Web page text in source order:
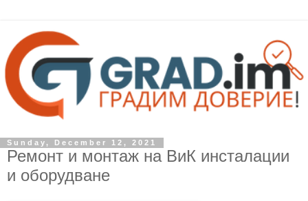
Sunday, December 12, 2021
Ремонт и монтаж на ВиК инсталации
и оборудване